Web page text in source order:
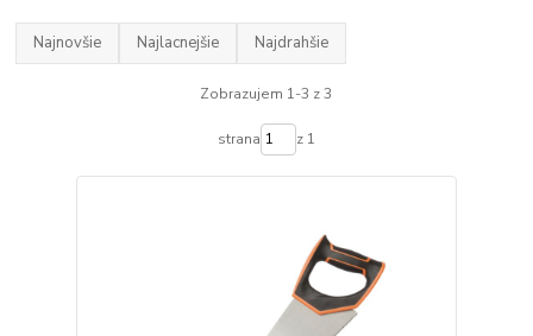
Najnovšie Najlacnejšie Najdrahšie
Zobrazujem 1-3 z 3
strana z 1